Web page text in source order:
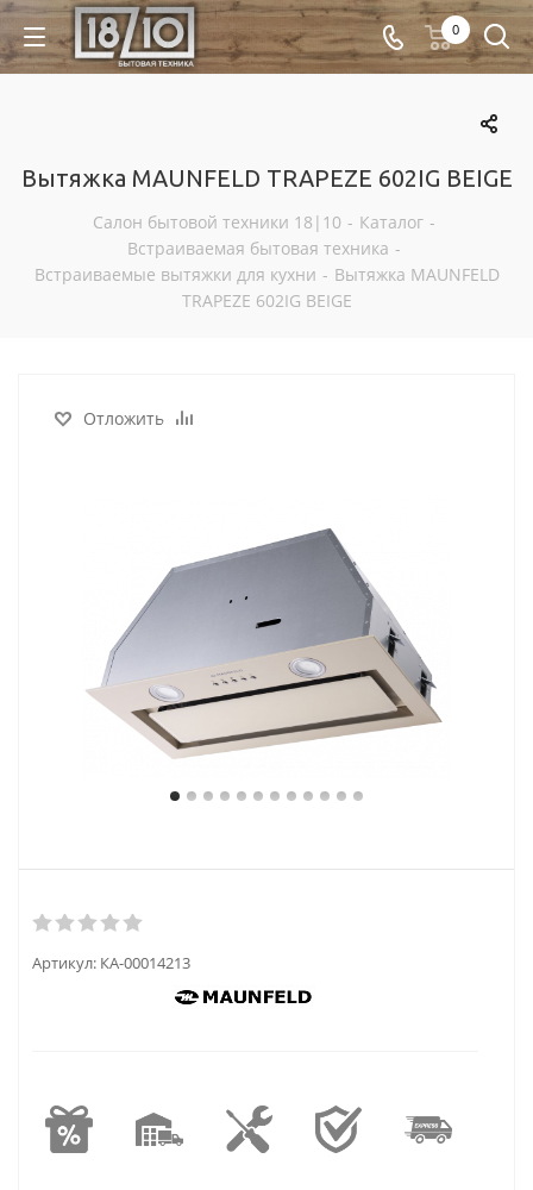
0
Вытяжка MAUNFELD TRAPEZE 602IG BEIGE
Салон бытовой техники 18|10 - Каталог -
Встраиваемая бытовая техника -
Встраиваемые вытяжки для кухни - Вытяжка MAUNFELD
TRAPEZE 602IG BEIGE
Отложить
Артикул: КА-00014213